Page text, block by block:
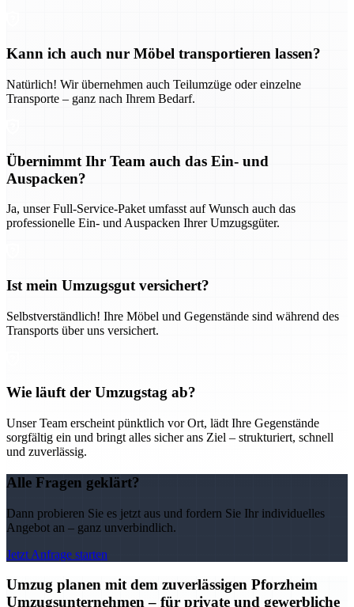
Kann ich auch nur Möbel transportieren lassen?
Natürlich! Wir übernehmen auch Teilumzüge oder einzelne
Transporte – ganz nach Ihrem Bedarf.
Übernimmt Ihr Team auch das Ein- und
Auspacken?
Ja, unser Full-Service-Paket umfasst auf Wunsch auch das
professionelle Ein- und Auspacken Ihrer Umzugsgüter.
Ist mein Umzugsgut versichert?
Selbstverständlich! Ihre Möbel und Gegenstände sind während des
Transports über uns versichert.
Wie läuft der Umzugstag ab?
Unser Team erscheint pünktlich vor Ort, lädt Ihre Gegenstände
sorgfältig ein und bringt alles sicher ans Ziel – strukturiert, schnell
und zuverlässig.
Alle Fragen geklärt?
Dann probieren Sie es jetzt aus und fordern Sie Ihr individuelles
Angebot an – ganz unverbindlich.
Jetzt Anfrage starten
Umzug planen mit dem zuverlässigen Pforzheim
Umzugsunternehmen – für private und gewerbliche